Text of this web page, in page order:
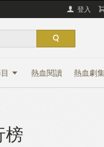
登入
熱血閱讀 熱血劇
榜